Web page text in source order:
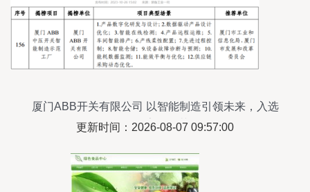
厦门ABB开关有限公司 以智能制造引领未来，入选
2023年国家级示范工厂
更新时间：2026-08-07 09:57:00